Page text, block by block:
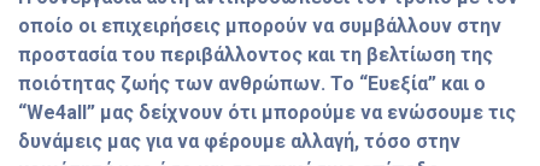
οποίο οι επιχειρήσεις μπορούν να συμβάλλουν στην
προστασία του περιβάλλοντος και τη βελτίωση της
ποιότητας ζωής των ανθρώπων. Το “Ευεξία” και ο
“We4all” μας δείχνουν ότι μπορούμε να ενώσουμε τις
δυνάμεις μας για να φέρουμε αλλαγή, τόσο στην